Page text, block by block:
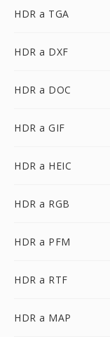
HDR a TGA
HDR a DXF
HDR a DOC
HDR a GIF
HDR a HEIC
HDR a RGB
HDR a PFM
HDR a RTF
HDR a MAP